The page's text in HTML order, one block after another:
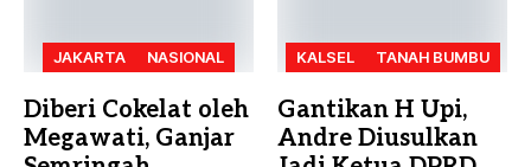
JAKARTA NASIONAL
Diberi Cokelat oleh
Megawati, Ganjar
KALSEL TANAH BUMBU
Gantikan H Upi,
Andre Diusulkan